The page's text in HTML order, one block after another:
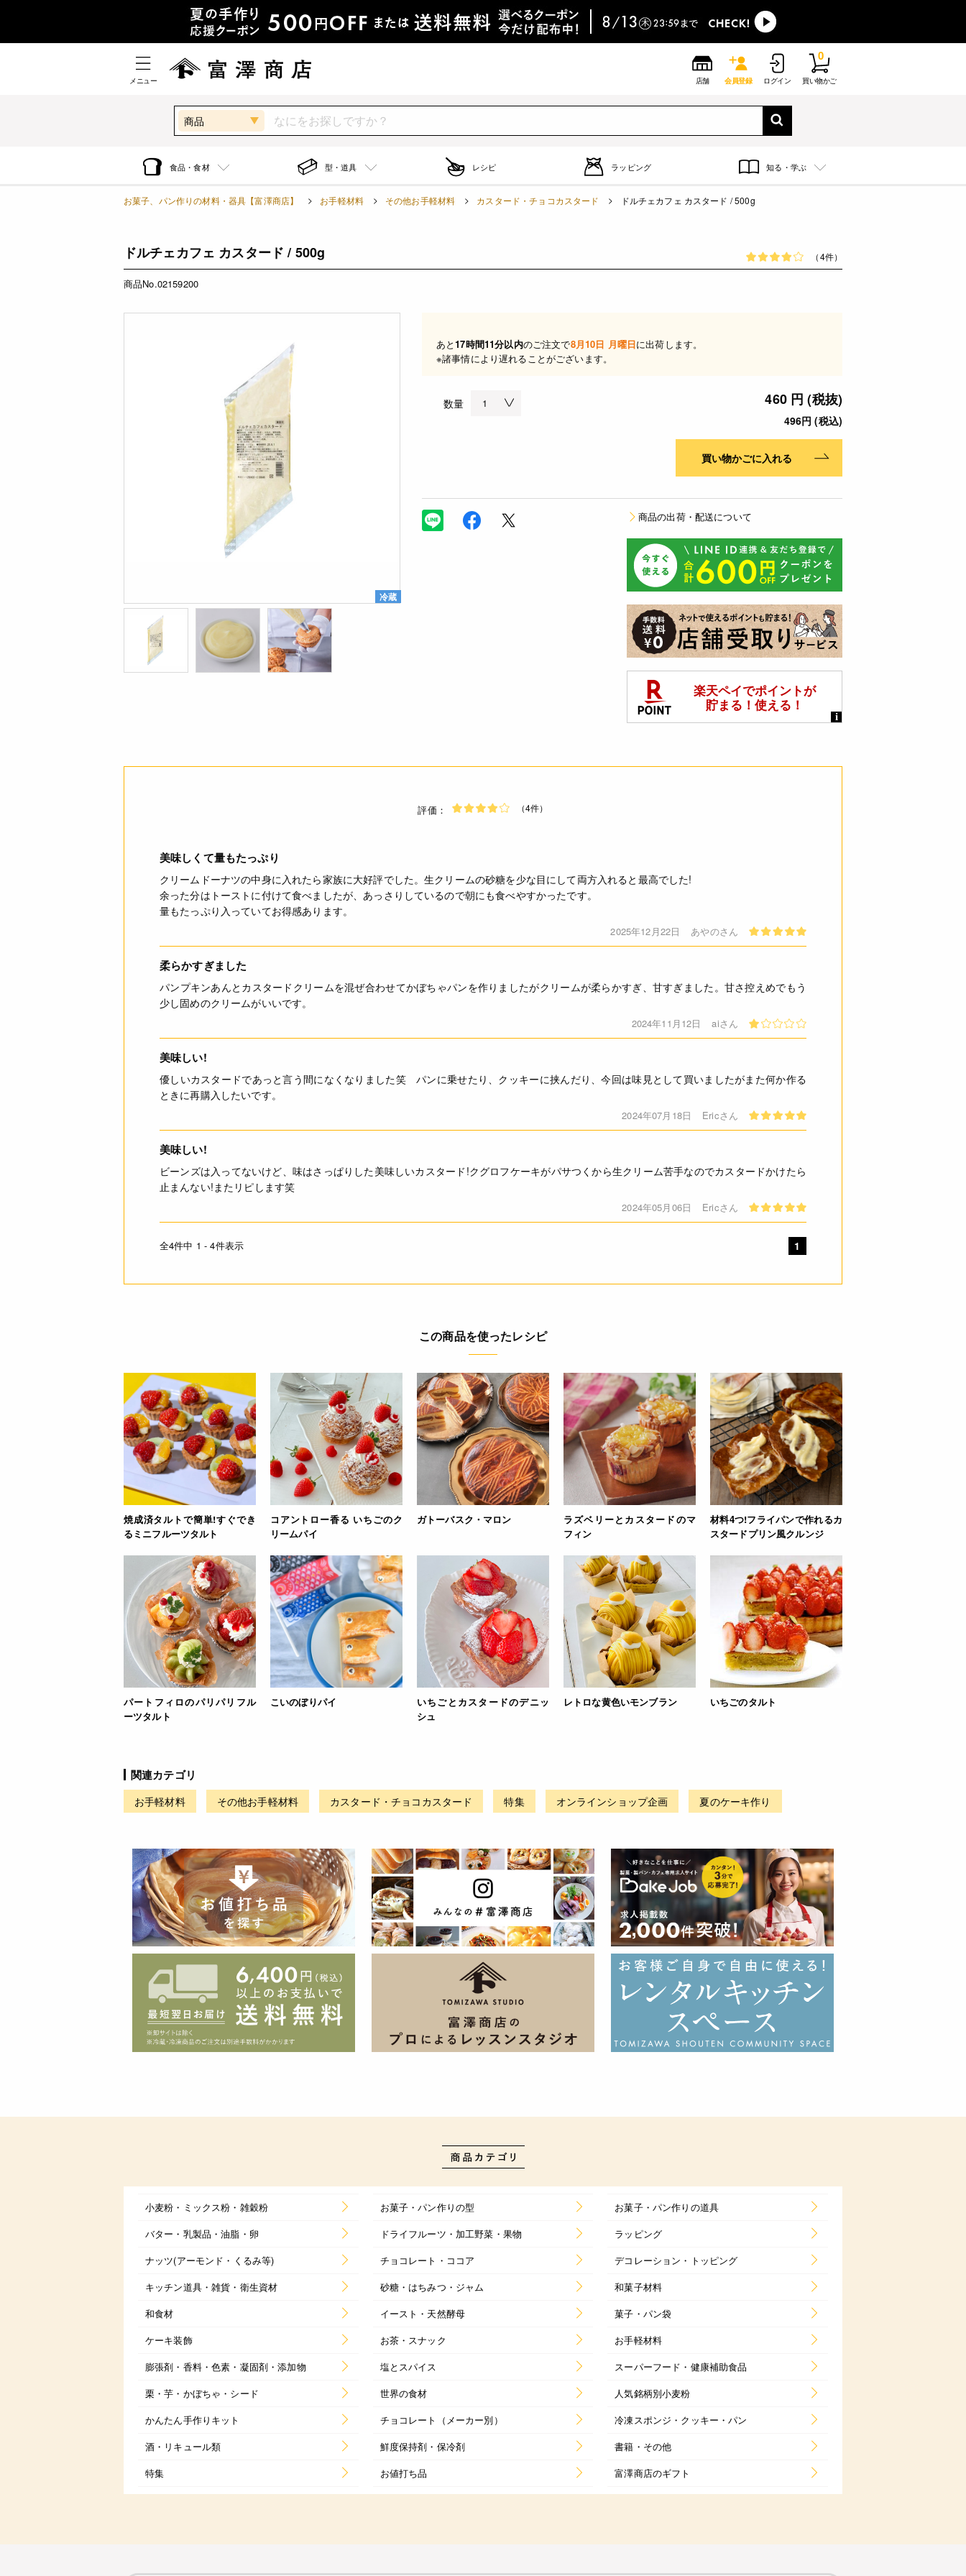
メニュー 店舗 会員登録 ログイン 買い物かご
0
商品
食品・食材 型・道具 レシピ ラッピング 知る・学ぶ
お菓子、パン作りの材料・器具【富澤商店】 お手軽材料 その他お手軽材料 カスタード・チョコカスタード ドルチェカフェ カスタード / 500g
ドルチェカフェ カスタード / 500g （4件）
商品No.02159200
冷蔵
あと17時間11分以内のご注文で8月10日 月曜日に出荷します。
※諸事情により遅れることがございます。
数量 460 円 (税抜)
496円 (税込)
買い物かごに入れる
商品の出荷・配送について
評価： （4件）
美味しくて量もたっぷり
クリームドーナツの中身に入れたら家族に大好評でした。生クリームの砂糖を少な目にして両方入れると最高でした!
余った分はトーストに付けて食べましたが、あっさりしているので朝にも食べやすかったです。
量もたっぷり入っていてお得感あります。
2025年12月22日 あやのさん
柔らかすぎました
パンプキンあんとカスタードクリームを混ぜ合わせてかぼちゃパンを作りましたがクリームが柔らかすぎ、甘すぎました。甘さ控えめでもう
少し固めのクリームがいいです。
2024年11月12日 aiさん
美味しい!
優しいカスタードであっと言う間になくなりました笑 パンに乗せたり、クッキーに挟んだり、今回は味見として買いましたがまた何か作る
ときに再購入したいです。
2024年07月18日 Ericさん
美味しい!
ビーンズは入ってないけど、味はさっぱりした美味しいカスタード!クグロフケーキがパサつくから生クリーム苦手なのでカスタードかけたら
止まんない!またリピします笑
2024年05月06日 Ericさん
全4件中 1 - 4件表示 1
この商品を使ったレシピ
焼成済タルトで簡単!すぐでき
るミニフルーツタルト
コアントロー香る いちごのク
リームパイ
ガトーバスク・マロン
ラズベリーとカスタードのマ
フィン
材料4つ!フライパンで作れるカ
スタードプリン風クルンジ
パートフィロのパリパリフル
ーツタルト
こいのぼりパイ
いちごとカスタードのデニッ
シュ
レトロな黄色いモンブラン いちごのタルト
関連カテゴリ
お手軽材料 その他お手軽材料 カスタード・チョコカスタード 特集 オンラインショップ企画 夏のケーキ作り
小麦粉・ミックス粉・雑穀粉 お菓子・パン作りの型
お菓子・パン作りの道具
バター・乳製品・油脂・卵
ドライフルーツ・加工野菜・果物
ラッピング
ナッツ(アーモンド・くるみ等)
チョコレート・ココア
デコレーション・トッピング
キッチン道具・雑貨・衛生資材
砂糖・はちみつ・ジャム
和菓子材料
和食材
イースト・天然酵母
菓子・パン袋
ケーキ装飾
お茶・スナック
お手軽材料
膨張剤・香料・色素・凝固剤・添加物
塩とスパイス
スーパーフード・健康補助食品
栗・芋・かぼちゃ・シード
世界の食材
人気銘柄別小麦粉
かんたん手作りキット
チョコレート（メーカー別）
冷凍スポンジ・クッキー・パン
酒・リキュール類
鮮度保持剤・保冷剤
書籍・その他
特集
お値打ち品 富澤商店のギフト